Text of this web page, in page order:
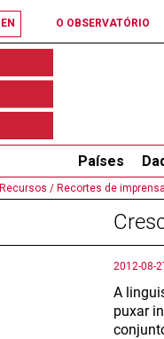
EN O OBSERVATÓRIO
Países
Recursos / Recortes de
2012-08-
A
puxar